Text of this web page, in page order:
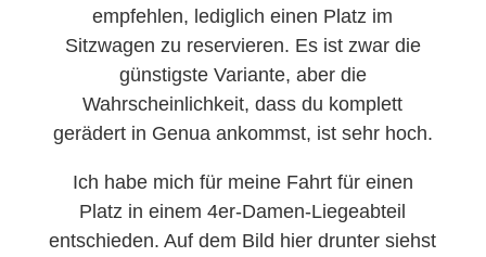
empfehlen, lediglich einen Platz im
Sitzwagen zu reservieren. Es ist zwar die
günstigste Variante, aber die
Wahrscheinlichkeit, dass du komplett
gerädert in Genua ankommst, ist sehr hoch.
Ich habe mich für meine Fahrt für einen
Platz in einem 4er-Damen-Liegeabteil
entschieden. Auf dem Bild hier drunter siehst